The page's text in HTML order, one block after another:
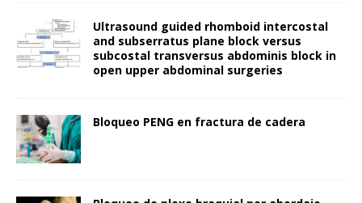
Ultrasound guided rhomboid intercostal
and subserratus plane block versus
subcostal transversus abdominis block in
open upper abdominal surgeries
Bloqueo PENG en fractura de cadera